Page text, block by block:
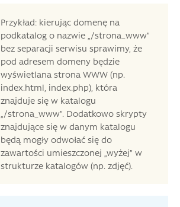
Przykład: kierując domenę na
podkatalog o nazwie „/strona_www”
bez separacji serwisu sprawimy, że
pod adresem domeny będzie
wyświetlana strona WWW (np.
index.html, index.php), która
znajduje się w katalogu
„/strona_www”. Dodatkowo skrypty
znajdujące się w danym katalogu
będą mogły odwołać się do
zawartości umieszczonej „wyżej” w
strukturze katalogów (np. zdjęć).